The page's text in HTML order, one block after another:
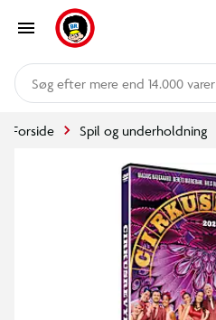
mere end 14.000 varer
Forside Spil og underholdning